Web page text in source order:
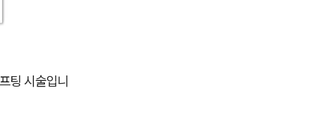
팅 시술입니